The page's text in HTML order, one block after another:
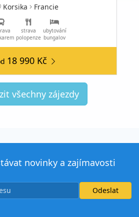
Korsika Francie
strava
polopenze
ubytování
bungalov
18 990 Kč
všechny zájezdy
novinky a zajímavosti